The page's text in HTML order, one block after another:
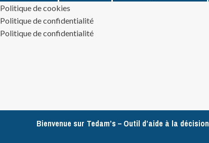
Politique de cookies
Politique de confidentialité
Politique de confidentialité
Bienvenue sur Tedam’s – Outil d’aide à la décision